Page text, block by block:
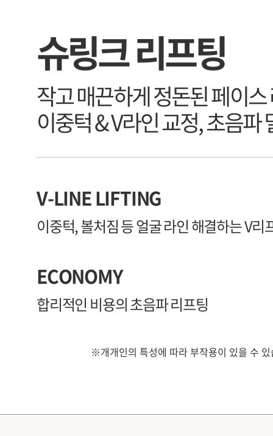
슈링크 리프팅
작고 매끈하게 정돈된 페이
이중턱 & V라인 교정, 초음파
V-LINE LIFTING
이중턱, 볼처짐 등 얼굴 라인 해결하는 V리
ECONOMY
합리적인 비용의 초음파 리프팅
※개개인의 특성에 따라 부작용이 있을 수 있